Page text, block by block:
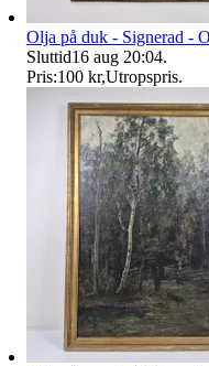
Olja på duk - Signerad -
Sluttid16 aug 20:04.
Pris:100 kr,Utropspris.